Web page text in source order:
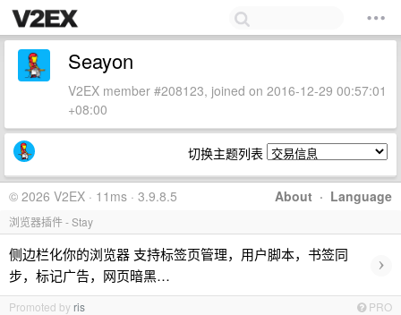
Seayon
V2EX member #208123, joined on 2016-12-29 00:57:01
+08:00
切换主题列表
About · Language
© 2026 V2EX · 11ms · 3.9.8.5
浏览器插件 - Stay
侧边栏化你的浏览器 支持标签页管理，用户脚本，书签同
步，标记广告，网页暗黑…
›
Promoted by ris PRO